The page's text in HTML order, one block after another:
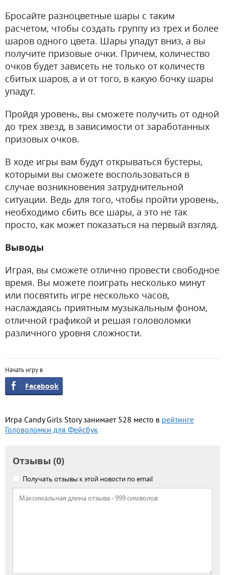
Бросайте разноцветные шары с таким
расчетом, чтобы создать группу из трех и более
шаров одного цвета. Шары упадут вниз, а вы
получите призовые очки. Причем, количество
очков будет зависеть не только от количеств
сбитых шаров, а и от того, в какую бочку шары
упадут.
Пройдя уровень, вы сможете получить от одной
до трех звезд, в зависимости от заработанных
призовых очков.
В ходе игры вам будут открываться бустеры,
которыми вы сможете воспользоваться в
случае возникновения затруднительной
ситуации. Ведь для того, чтобы пройти уровень,
необходимо сбить все шары, а это не так
просто, как может показаться на первый взгляд.
Выводы
Играя, вы сможете отлично провести свободное
время. Вы можете поиграть несколько минут
или посвятить игре несколько часов,
наслаждаясь приятным музыкальным фоном,
отличной графикой и решая головоломки
различного уровня сложности.
Начать игру в
Facebook
Игра Candy Girls Story занимает 528 место в рейтинге
Головоломки для Фейсбук
Отзывы (0)
Получать отзывы к этой новости по email